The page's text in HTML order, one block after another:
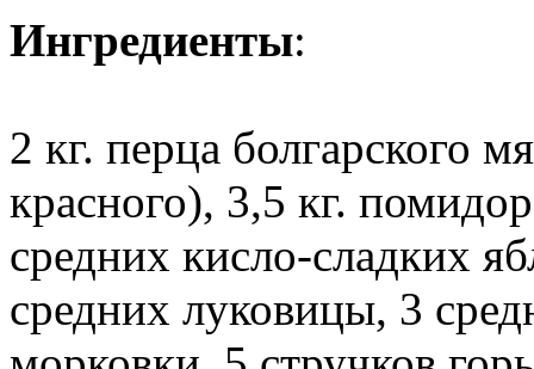
Ингредиенты:
2 кг. перца болгарского
красного), 3,5 кг.
средних кисло-сладких
средних луковицы, 3